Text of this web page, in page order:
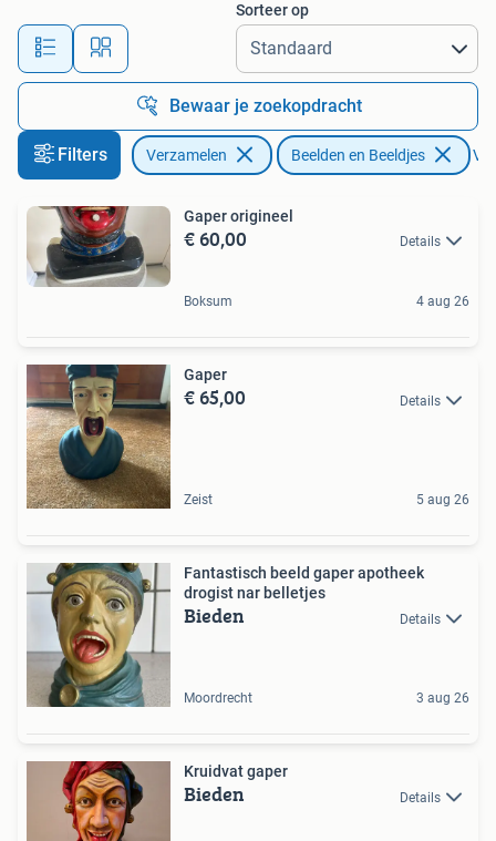
Sorteer op
Bewaar je zoekopdracht
Filters Verzamelen Beelden en Beeldjes
Gaper origineel
€ 60,00 Details
Boksum 4 aug 26
Gaper
€ 65,00 Details
Zeist 5 aug 26
Fantastisch beeld gaper apotheek
drogist nar belletjes
Bieden Details
Moordrecht 3 aug 26
Kruidvat gaper
Bieden Details